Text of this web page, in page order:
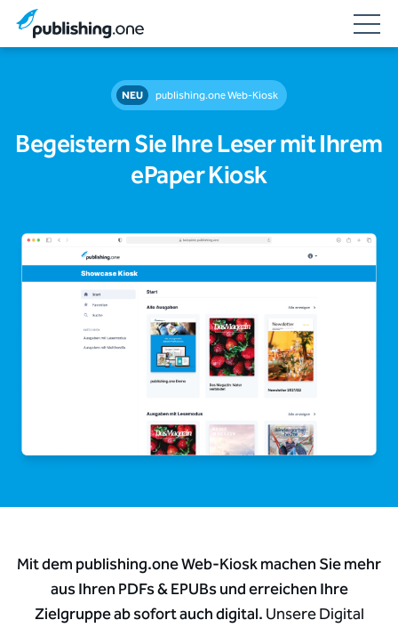
NEU publishing.one Web-Kiosk
Begeistern Sie Ihre Leser mit Ihrem
ePaper Kiosk
Mit dem publishing.one Web-Kiosk machen Sie mehr
aus Ihren PDFs & EPUBs und erreichen Ihre
Zielgruppe ab sofort auch digital. Unsere Digital